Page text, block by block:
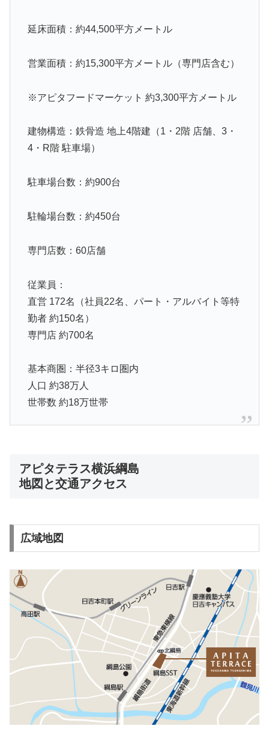
延床面積：約44,500平方メートル
営業面積：約15,300平方メートル（専門店含む）
※アピタフードマーケット 約3,300平方メートル
建物構造：鉄骨造 地上4階建（1・2階 店舗、3・
4・R階 駐車場）
駐車場台数：約900台
駐輪場台数：約450台
専門店数：60店舗
従業員：
直営 172名（社員22名、パート・アルバイト等特
勤者 約150名）
専門店 約700名
基本商圏：半径3キロ圏内
人口 約38万人
世帯数 約18万世帯
アピタテラス横浜綱島
地図と交通アクセス
広域地図